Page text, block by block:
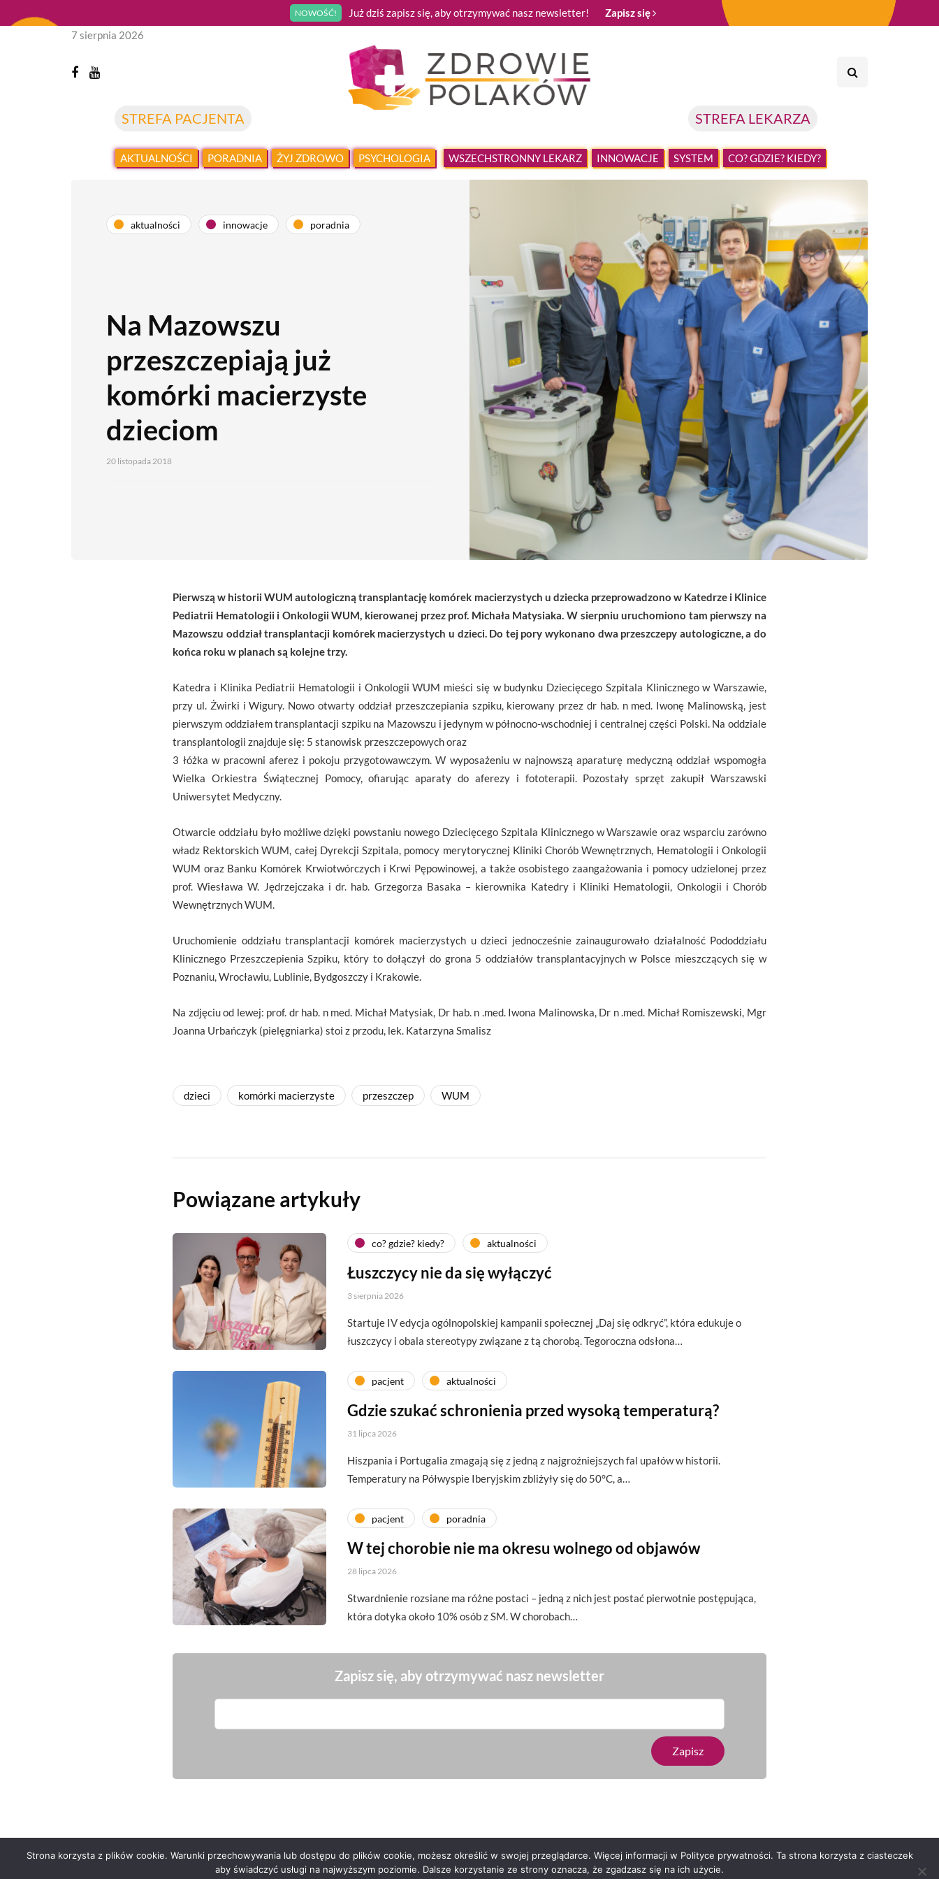
NOWOŚĆ! Już dziś zapisz się, aby otrzymywać nasz newsletter! Zapisz się
STREFA PACJENTA STREFA LEKARZA
7 sierpnia 2026
AKTUALNOŚCI PORADNIA ŻYJ ZDROWO PSYCHOLOGIA WSZECHSTRONNY LEKARZ INNOWACJE SYSTEM CO? GDZIE? KIEDY?
aktualności innowacje poradnia
Na Mazowszu
przeszczepiają już
komórki macierzyste
dzieciom
20 listopada 2018
Pierwszą w historii WUM autologiczną transplantację komórek macierzystych u dziecka przeprowadzono w Katedrze i Klinice
Pediatrii Hematologii i Onkologii WUM, kierowanej przez prof. Michała Matysiaka. W sierpniu uruchomiono tam pierwszy na
Mazowszu oddział transplantacji komórek macierzystych u dzieci. Do tej pory wykonano dwa przeszczepy autologiczne, a do
końca roku w planach są kolejne trzy.
Katedra i Klinika Pediatrii Hematologii i Onkologii WUM mieści się w budynku Dziecięcego Szpitala Klinicznego w Warszawie,
przy ul. Żwirki i Wigury. Nowo otwarty oddział przeszczepiania szpiku, kierowany przez dr hab. n med. Iwonę Malinowską, jest
pierwszym oddziałem transplantacji szpiku na Mazowszu i jedynym w północno-wschodniej i centralnej części Polski. Na oddziale
transplantologii znajduje się: 5 stanowisk przeszczepowych oraz
3 łóżka w pracowni aferez i pokoju przygotowawczym. W wyposażeniu w najnowszą aparaturę medyczną oddział wspomogła
Wielka Orkiestra Świątecznej Pomocy, ofiarując aparaty do aferezy i fototerapii. Pozostały sprzęt zakupił Warszawski
Uniwersytet Medyczny.
Otwarcie oddziału było możliwe dzięki powstaniu nowego Dziecięcego Szpitala Klinicznego w Warszawie oraz wsparciu zarówno
władz Rektorskich WUM, całej Dyrekcji Szpitala, pomocy merytorycznej Kliniki Chorób Wewnętrznych, Hematologii i Onkologii
WUM oraz Banku Komórek Krwiotwórczych i Krwi Pępowinowej, a także osobistego zaangażowania i pomocy udzielonej przez
prof. Wiesława W. Jędrzejczaka i dr. hab. Grzegorza Basaka – kierownika Katedry i Kliniki Hematologii, Onkologii i Chorób
Wewnętrznych WUM.
Uruchomienie oddziału transplantacji komórek macierzystych u dzieci jednocześnie zainaugurowało działalność Pododdziału
Klinicznego Przeszczepienia Szpiku, który to dołączył do grona 5 oddziałów transplantacyjnych w Polsce mieszczących się w
Poznaniu, Wrocławiu, Lublinie, Bydgoszczy i Krakowie.
Na zdjęciu od lewej: prof. dr hab. n med. Michał Matysiak, Dr hab. n .med. Iwona Malinowska, Dr n .med. Michał Romiszewski, Mgr
Joanna Urbańczyk (pielęgniarka) stoi z przodu, lek. Katarzyna Smalisz
dzieci komórki macierzyste przeszczep WUM
Powiązane artykuły
co? gdzie? kiedy? aktualności
Łuszczycy nie da się wyłączyć
3 sierpnia 2026
Startuje IV edycja ogólnopolskiej kampanii społecznej „Daj się odkryć”, która edukuje o
łuszczycy i obala stereotypy związane z tą chorobą. Tegoroczna odsłona…
pacjent aktualności
Gdzie szukać schronienia przed wysoką temperaturą?
31 lipca 2026
Hiszpania i Portugalia zmagają się z jedną z najgroźniejszych fal upałów w historii.
Temperatury na Półwyspie Iberyjskim zbliżyły się do 50°C, a…
pacjent poradnia
W tej chorobie nie ma okresu wolnego od objawów
28 lipca 2026
Stwardnienie rozsiane ma różne postaci – jedną z nich jest postać pierwotnie postępująca,
która dotyka około 10% osób z SM. W chorobach…
Zapisz się, aby otrzymywać nasz newsletter
Grzegorz Sztank.
Strona korzysta z plików cookie. Warunki przechowywania lub dostępu do plików cookie, możesz określić w swojej przeglądarce. Więcej informacji w Polityce prywatności. Ta strona korzysta z ciasteczek
aby świadczyć usługi na najwyższym poziomie. Dalsze korzystanie ze strony oznacza, że zgadzasz się na ich użycie.